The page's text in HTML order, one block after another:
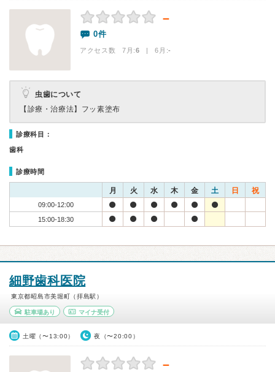
－
0件
アクセス数 7月:6 | 6月:-
虫歯について
【診療・治療法】 フッ素塗布
診療科目：
歯科
診療時間
月 火 水 木 金 土 日 祝
09:00-12:00
15:00-18:30
細野歯科医院
東京都昭島市美堀町（拝島駅）
駐車場あり マイナ受付
土曜（〜13:00） 夜（〜20:00）
－